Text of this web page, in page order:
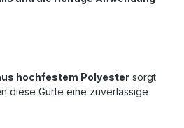
hochfestem Polyester sorgt
diese Gurte eine zuverlässige